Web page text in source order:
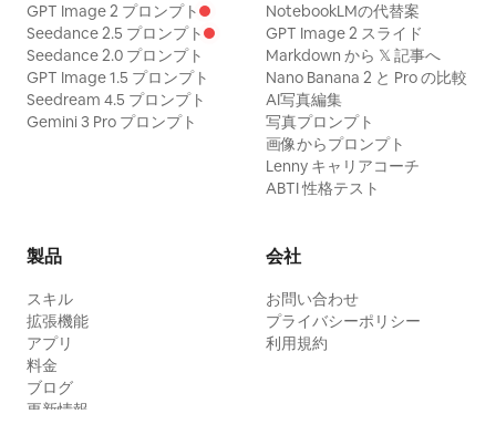
GPT Image 2 プロンプト
Seedance 2.5 プロンプト
Seedance 2.0 プロンプト
GPT Image 1.5 プロンプト
Seedream 4.5 プロンプト
Gemini 3 Pro プロンプト
NotebookLMの代替案
GPT Image 2 スライド
Markdown から 𝕏 記事へ
Nano Banana 2 と Pro の比較
AI写真編集
写真プロンプト
画像からプロンプト
Lenny キャリアコーチ
ABTI 性格テスト
製品
スキル
拡張機能
アプリ
料金
ブログ
更新情報
会社
お問い合わせ
プライバシーポリシー
利用規約